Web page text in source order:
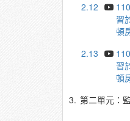
2.12
習
頓
2.13
習
頓
3. 第二單元：